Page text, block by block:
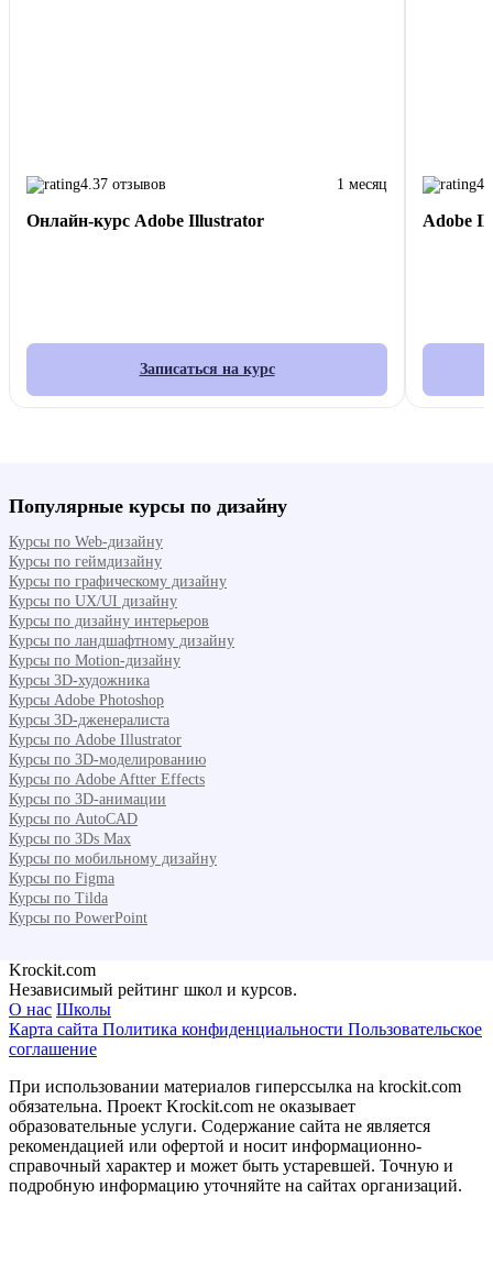
4.37 отзывов 1 месяц
Онлайн-курс Adobe Illustrator
Записаться на курс
Adobe
Популярные курсы по дизайну
Курсы по Web-дизайну
Курсы по геймдизайну
Курсы по графическому дизайну
Курсы по UX/UI дизайну
Курсы по дизайну интерьеров
Курсы по ландшафтному дизайну
Курсы по Motion-дизайну
Курсы 3D-художника
Курсы Adobe Photoshop
Курсы 3D-дженералиста
Курсы по Adobe Illustrator
Курсы по 3D-моделированию
Курсы по Adobe Aftter Effects
Курсы по 3D-анимации
Курсы по AutoCAD
Курсы по 3Ds Max
Курсы по мобильному дизайну
Курсы по Figma
Курсы по Tilda
Курсы по PowerPoint
Krockit.com
Независимый рейтинг школ и курсов.
О нас Школы
Карта сайта Политика конфиденциальности Пользовательское
соглашение
При использовании материалов гиперссылка на krockit.com
обязательна. Проект Krockit.com не оказывает
образовательные услуги. Содержание сайта не является
рекомендацией или офертой и носит информационно-
справочный характер и может быть устаревшей. Точную и
подробную информацию уточняйте на сайтах организаций.